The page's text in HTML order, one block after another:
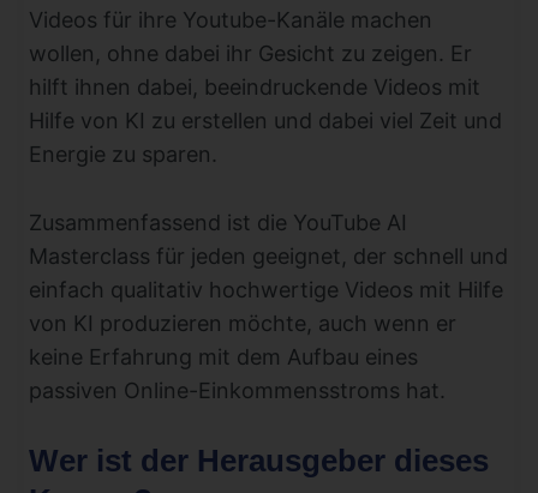
Videos für ihre Youtube-Kanäle machen
wollen, ohne dabei ihr Gesicht zu zeigen. Er
hilft ihnen dabei, beeindruckende Videos mit
Hilfe von KI zu erstellen und dabei viel Zeit und
Energie zu sparen.
Zusammenfassend ist die YouTube AI
Masterclass für jeden geeignet, der schnell und
einfach qualitativ hochwertige Videos mit Hilfe
von KI produzieren möchte, auch wenn er
keine Erfahrung mit dem Aufbau eines
passiven Online-Einkommensstroms hat.
Wer ist der Herausgeber dieses